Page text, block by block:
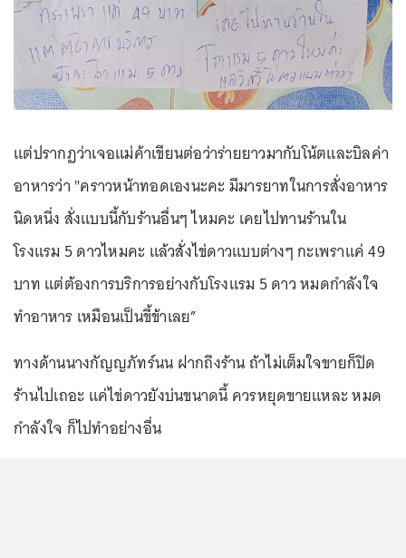
แต่ปรากฏว่าเจอแม่ค้าเขียนต่อว่าร่ายยาวมากับโน้ตและบิลค่า
อาหารว่า "คราวหน้าทอดเองนะคะ มีมารยาทในการสั่งอาหาร
นิดหนึ่ง สั่งแบบนี้กับร้านอื่นๆ ไหมคะ เคยไปทานร้านใน
โรงแรม 5 ดาวไหมคะ แล้วสั่งไข่ดาวแบบต่างๆ กะเพราแค่ 49
บาท แต่ต้องการบริการอย่างกับโรงแรม 5 ดาว หมดกำลังใจ
ทำอาหาร เหมือนเป็นขี้ข้าเลย”
ทางด้านนางกัญญภัทร์นน ฝากถึงร้าน ถ้าไม่เต็มใจขายก็ปิด
ร้านไปเถอะ แค่ไข่ดาวยังบ่นขนาดนี้ ควรหยุดขายแหละ หมด
กำลังใจ ก็ไปทำอย่างอื่น